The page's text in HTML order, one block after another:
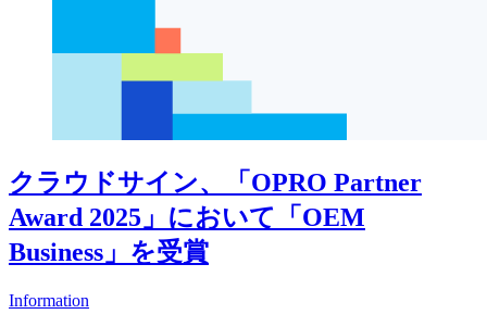
クラウドサイン、「OPRO Partner
Award 2025」において「OEM
Business」を受賞
Information